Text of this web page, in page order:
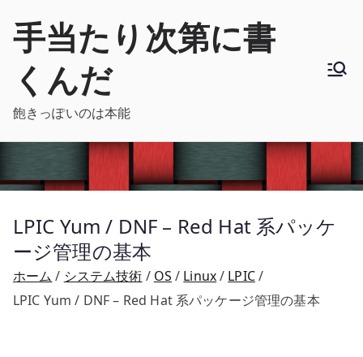
手当たり次第に書
くんだ
飽きっぽいのは本能
LPIC Yum / DNF – Red Hat 系パッケ
ージ管理の基本
ホーム システム技術 OS Linux
LPIC
LPIC Yum / DNF – Red Hat 系パッケージ管理の基本